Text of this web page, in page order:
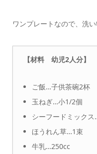
ワンプレートなので、洗
【材料 幼児2人分】
ご飯…子供茶碗2杯
玉ねぎ…小1/2個
シーフードミック
ほうれん草…1束
牛乳…250cc